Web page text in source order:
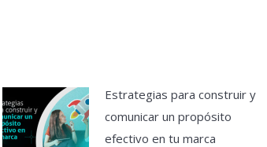
Estrategias para construir y
comunicar un propósito
efectivo en tu marca